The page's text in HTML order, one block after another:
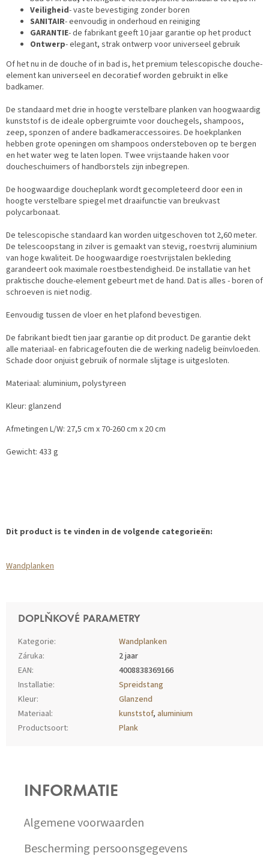
Veiligheid- vaste bevestiging zonder boren
SANITAIR- eenvoudig in onderhoud en reiniging
GARANTIE- de fabrikant geeft 10 jaar garantie op het product
Ontwerp- elegant, strak ontwerp voor universeel gebruik
Of het nu in de douche of in bad is, het premium telescopische douche-
element kan universeel en decoratief worden gebruikt in elke
badkamer.
De standaard met drie in hoogte verstelbare planken van hoogwaardig
kunststof is de ideale opbergruimte voor douchegels, shampoos,
zeep, sponzen of andere badkameraccessoires. De hoekplanken
hebben grote openingen om shampoos ondersteboven op te bergen
en het water weg te laten lopen. Twee vrijstaande haken voor
doucheschuimers of handborstels zijn inbegrepen.
De hoogwaardige doucheplank wordt gecompleteerd door een in
hoogte verstelbare spiegel met draaifunctie van breukvast
polycarbonaat.
De telescopische standaard kan worden uitgeschoven tot 2,60 meter.
De telescoopstang in zilver is gemaakt van stevig, roestvrij aluminium
van hoge kwaliteit. De hoogwaardige roestvrijstalen bekleding
garandeert ook maximale roestbestendigheid. De installatie van het
praktische douche-element gebeurt met de hand. Dat is alles - boren of
schroeven is niet nodig.
Eenvoudig tussen de vloer en het plafond bevestigen.
De fabrikant biedt tien jaar garantie op dit product. De garantie dekt
alle materiaal- en fabricagefouten die de werking nadelig beïnvloeden.
Schade door onjuist gebruik of normale slijtage is uitgesloten.
Materiaal: aluminium, polystyreen
Kleur: glanzend
Afmetingen L/W: 27,5 cm x 70-260 cm x 20 cm
Gewicht: 433 g
Dit product is te vinden in de volgende categorieën:
Wandplanken
DOPLŇKOVÉ PARAMETRY
Kategorie:
Wandplanken
Záruka:
2 jaar
EAN:
4008838369166
Installatie:
Spreidstang
Kleur:
Glanzend
Materiaal: kunststof, aluminium
Productsoort:
Plank
INFORMATIE
Algemene voorwaarden
Bescherming persoonsgegevens